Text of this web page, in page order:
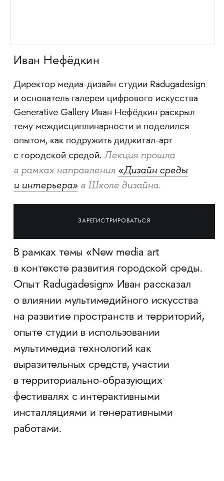
Иван Нефёдкин
Директор медиа-дизайн студии Radugadesign
и основатель галереи цифрового искусства
Generative Gallery Иван Нефёдкин раскрыл
тему междисциплинарности и поделился
опытом, как подружить диджитал-арт
с городской средой. Лекция прошла
в рамках направления «Дизайн среды
и интерьера»в Школе дизайна.
ЗАРЕГИСТРИРОВАТЬСЯ
В рамках темы «New media art
в контексте развития городской среды.
Опыт Radugadesign» Иван рассказал
о влиянии мультимедийного искусства
на развитие пространств и территорий,
опыте студии в использовании
мультимедиа технологий как
выразительных средств, участии
в территориально-образующих
фестивалях с интерактивными
инсталляциями и генеративными
работами.